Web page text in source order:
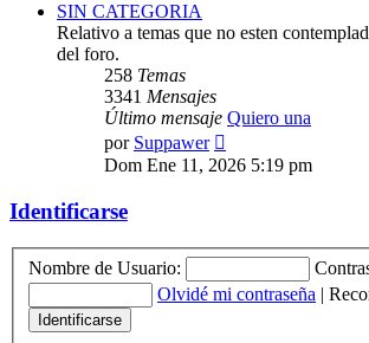
SIN CATEGORIA
Relativo a temas que no esten
del foro.
258 Temas
3341 Mensajes
Último mensaje Quiero una
por Suppawer
último
Dom Ene 11, 2026 5:19 pm
Identificarse
Nombre de Usuario:
Olvidé mi contraseña |